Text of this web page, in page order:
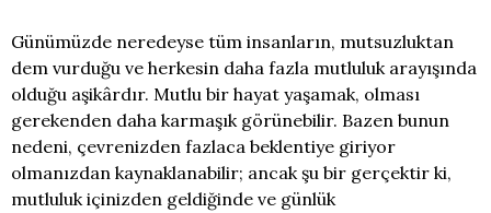
Günümüzde neredeyse tüm insanların, mutsuzluktan
dem vurduğu ve herkesin daha fazla mutluluk arayışında
olduğu aşikârdır. Mutlu bir hayat yaşamak, olması
gerekenden daha karmaşık görünebilir. Bazen bunun
nedeni, çevrenizden fazlaca beklentiye giriyor
olmanızdan kaynaklanabilir; ancak şu bir gerçektir ki,
mutluluk içinizden geldiğinde ve günlük